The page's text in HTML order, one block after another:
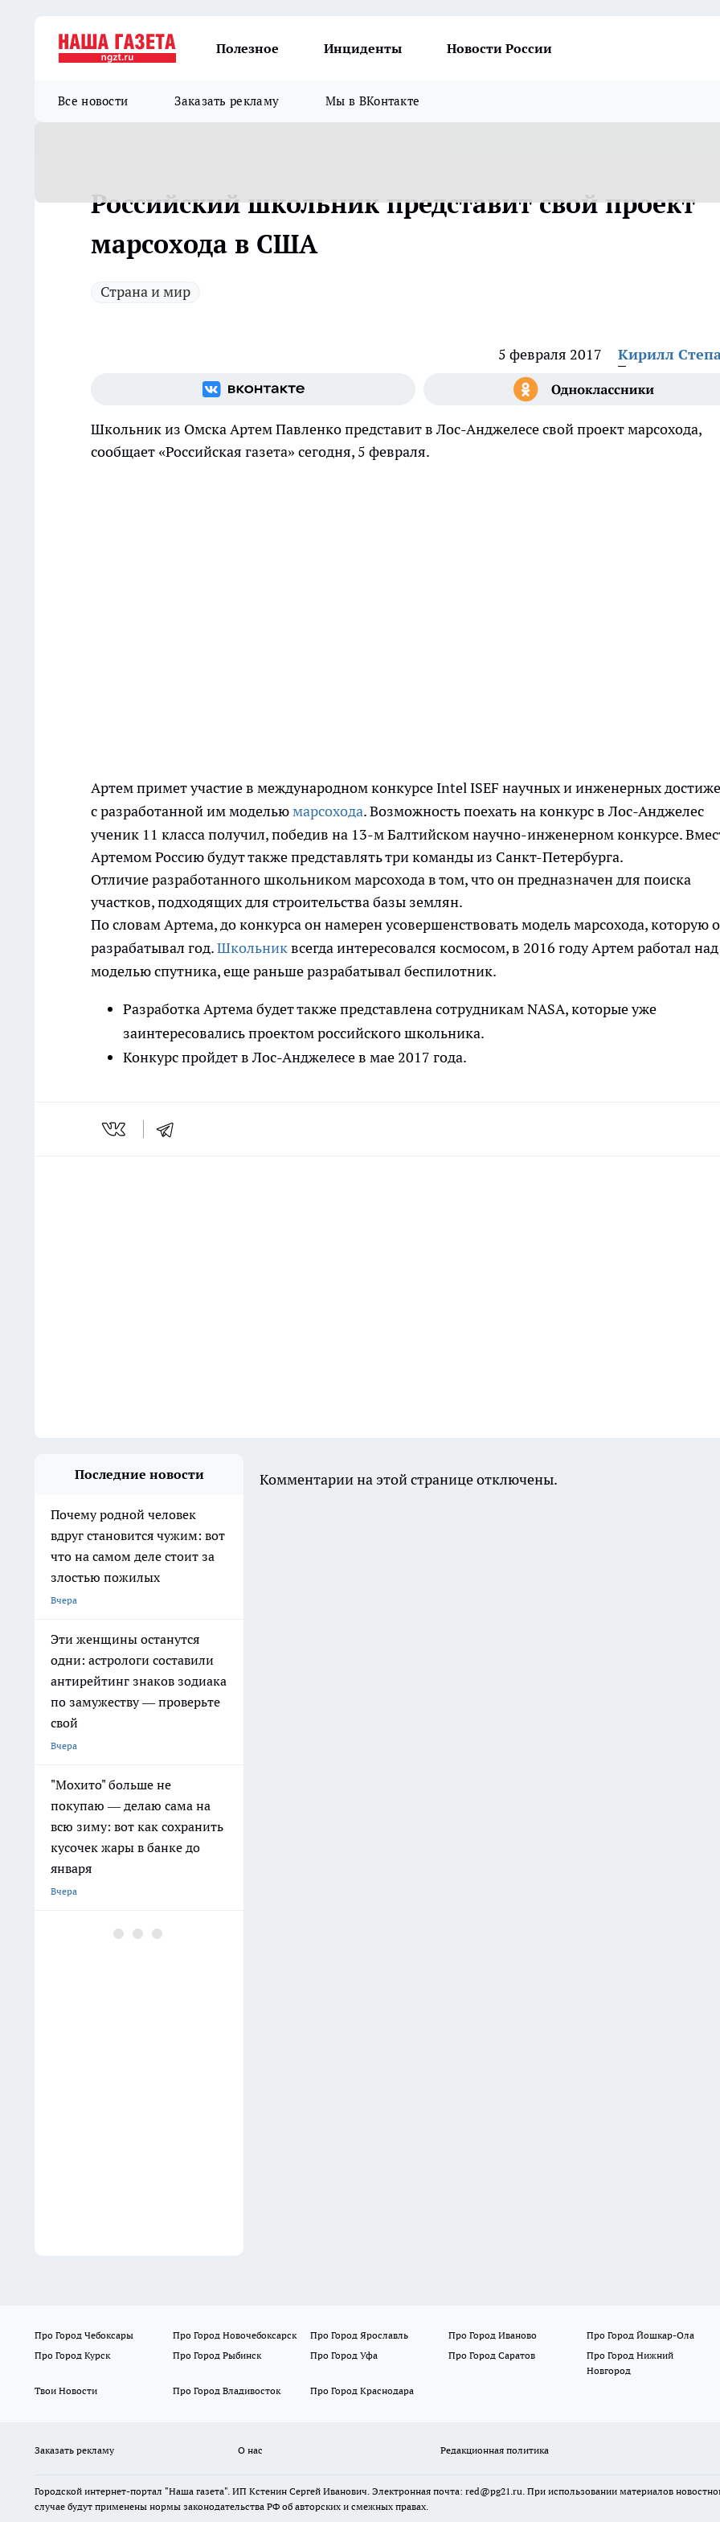
Полезное Инциденты Новости России
Все новости Заказать рекламу Мы в ВКонтакте
Российский школьник представит свой проект
марсохода в США
Страна и мир
5 февраля 2017 Кирилл
Школьник из Омска Артем Павленко представит в Лос-Анджелесе свой проект марсохода,
сообщает «Российская газета» сегодня, 5 февраля.
Артем примет участие в международном конкурсе Intel ISEF научных и инженерных
с разработанной им модельюмарсохода. Возможность поехать на конкурс в Лос-Анджелес
ученик 11 класса получил, победив на 13-м Балтийском научно-инженерном конкурсе.
Артемом Россию будут также представлять три команды из Санкт-Петербурга.
Отличие разработанного школьником марсохода в том, что он предназначен для поиска
участков, подходящих для строительства базы землян.
По словам Артема, до конкурса он намерен усовершенствовать модель марсохода, которую
разрабатывал год.Школьниквсегда интересовался космосом, в 2016 году Артем работал над
моделью спутника, еще раньше разрабатывал беспилотник.
Разработка Артема будет также представлена сотрудникам NASA, которые уже
заинтересовались проектом российского школьника.
Конкурс пройдет в Лос-Анджелесе в мае 2017 года.
Последние новости
Почему родной человек
вдруг становится чужим: вот
что на самом деле стоит за
злостью пожилых
Вчера
Эти женщины останутся
одни: астрологи составили
антирейтинг знаков зодиака
по замужеству — проверьте
свой
Вчера
"Мохито" больше не
покупаю — делаю сама на
всю зиму: вот как сохранить
кусочек жары в банке до
января
Вчера
Бывший замминистра ЖКХ
Комментарии на этой странице отключены.
Про Город Чебоксары Про Город Новочебоксарск Про Город Ярославль Про Город Иваново
Про Город Йошкар-Ола
Про Город Курск
Про Город Рыбинск Про Город Уфа Про Город Саратов
Про Город Нижний
Новгород
Твои Новости
Про Город Владивосток Про Город Краснодара
Заказать рекламу О нас Редакционная политика
Городской интернет-портал "Наша газета". ИП Кстенин Сергей Иванович. Электронная почта: red@pg21.ru. При использовании материалов
случае будут применены нормы законодательства РФ об авторских и смежных правах.